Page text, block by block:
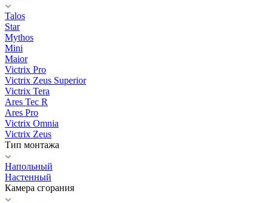
Talos
Star
Mythos
Mini
Maior
Victrix Pro
Victrix Zeus Superior
Victrix Tera
Ares Tec R
Ares Pro
Victrix Omnia
Victrix Zeus
Тип монтажа
Напольный
Настенный
Камера сгорания